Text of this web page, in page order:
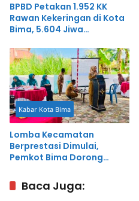
BPBD Petakan 1.952 KK
Rawan Kekeringan di Kota
Bima, 5.604 Jiwa
Kabar Kota Bima
Lomba Kecamatan
Berprestasi Dimulai,
Pemkot Bima Dorong
CepatBaca Juga: